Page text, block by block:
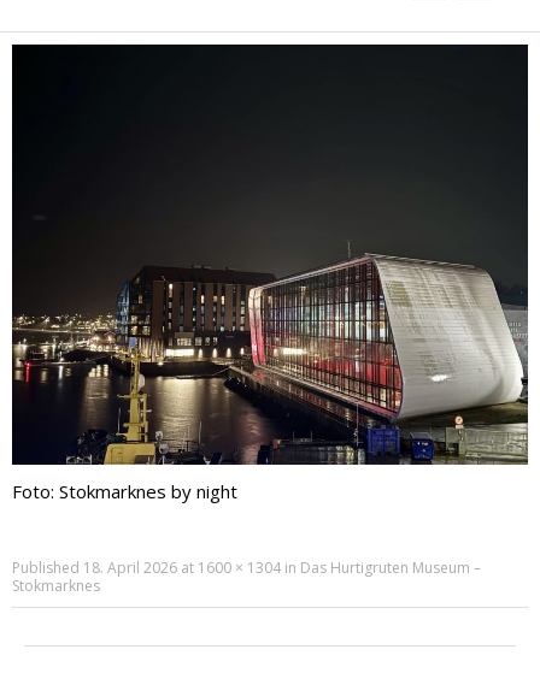
Foto: Stokmarknes by night
Published 18. April 2026 at 1600 × 1304 in Das Hurtigruten Museum –
Stokmarknes